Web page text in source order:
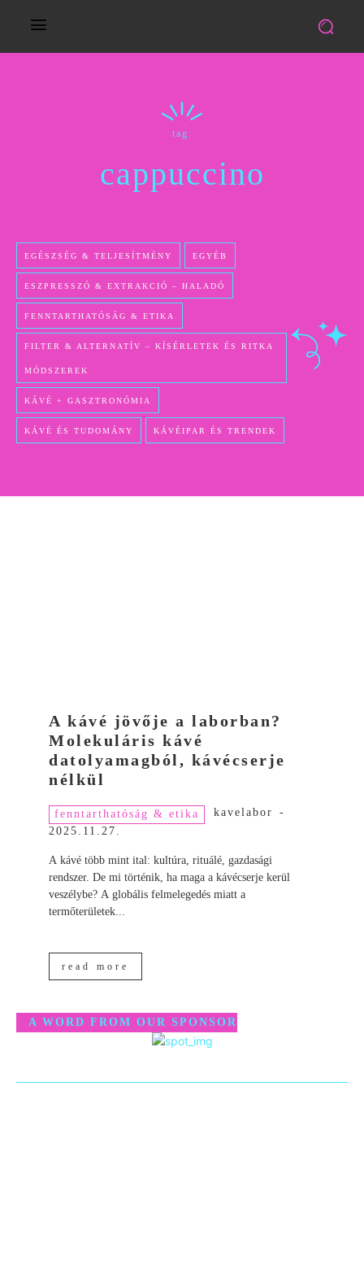
tag:
cappuccino
EGÉSZSÉG & TELJESÍTMÉNY EGYÉB
ESZPRESSZÓ & EXTRAKCIÓ – HALADÓ
FENNTARTHATÓSÁG & ETIKA
FILTER & ALTERNATÍV – KÍSÉRLETEK ÉS RITKA
MÓDSZEREK
KÁVÉ + GASZTRONÓMIA
KÁVÉ ÉS TUDOMÁNY KÁVÉIPAR ÉS TRENDEK
A kávé jövője a laborban?
Molekuláris kávé
datolyamagból, kávécserje
nélkül
fenntarthatóság & etika kavelabor
-
2025.11.27.
A kávé több mint ital: kultúra, rituálé, gazdasági
rendszer. De mi történik, ha maga a kávécserje kerül
veszélybe? A globális felmelegedés miatt a
termőterületek...
read more
A WORD FROM OUR SPONSOR